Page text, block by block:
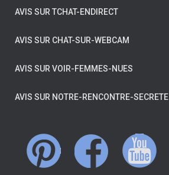
AVIS SUR TCHAT-ENDIRECT
AVIS SUR CHAT-SUR-WEBCAM
AVIS SUR VOIR-FEMMES-NUES
AVIS SUR NOTRE-RENCONTRE-SECRETE